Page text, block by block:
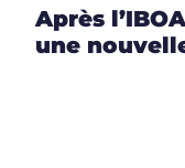
Après
une